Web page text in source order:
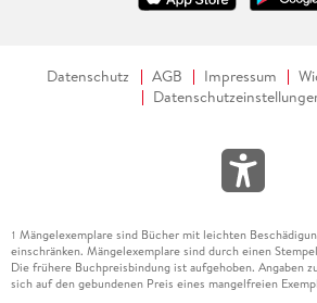
Datenschutz AGB Impressum
1 Mängelexemplare sind Bücher mit leichten
einschränken. Mängelexemplare sind durch einen
Die frühere Buchpreisbindung ist aufgehoben. Angaben
sich auf den gebundenen Preis eines mangelfreien